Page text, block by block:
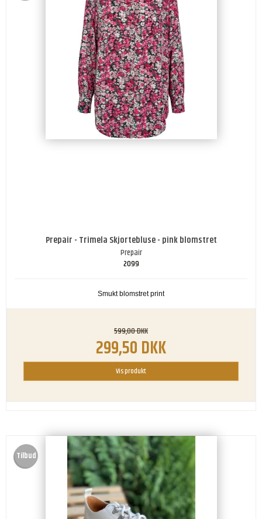
Prepair - Trimela Skjortebluse - pink blomstret
Prepair
2099
Smukt blomstret print
599,00 DKK
299,50 DKK
Vis produkt
Tilbud